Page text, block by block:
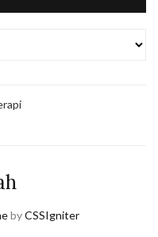
byCSSIgniter